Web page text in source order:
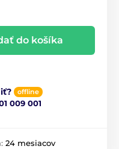
do košíka
offline
009 001
24 mesiacov